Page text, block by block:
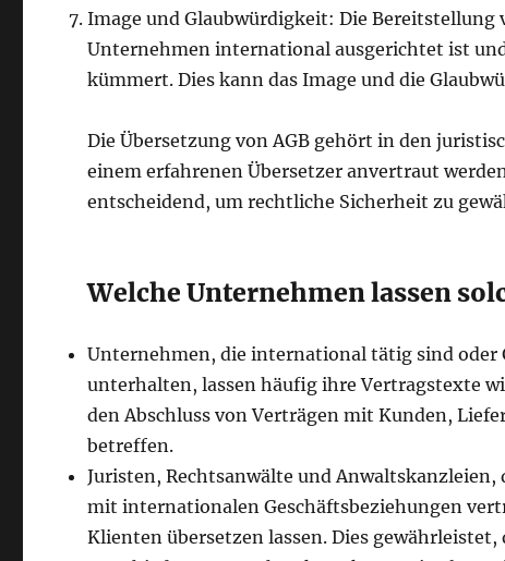
Image und Glaubwürdigkeit: Die Bereitstellung
Unternehmen international ausgerichtet ist
kümmert. Dies kann das Image und die
Die Übersetzung von AGB gehört in den
einem erfahrenen Übersetzer anvertraut
entscheidend, um rechtliche Sicherheit zu
Welche Unternehmen lassen
Unternehmen, die international tätig sind oder
unterhalten, lassen häufig ihre Vertragstexte
den Abschluss von Verträgen mit Kunden,
betreffen.
Juristen, Rechtsanwälte und
mit internationalen Geschäftsbeziehungen
Klienten übersetzen lassen. Dies